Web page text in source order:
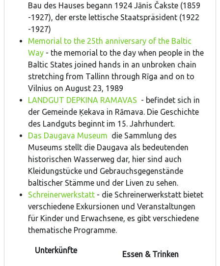
Bau des Hauses begann 1924 Jānis Čakste (1859
-1927), der erste lettische Staatspräsident (1922
-1927)
Memorial to the 25th anniversary of the Baltic
Way - the memorial to the day when people in the
Baltic States joined hands in an unbroken chain
stretching from Tallinn through Rīga and on to
Vilnius on August 23, 1989
LANDGUT DEPKINA RAMAVAS - befindet sich in
der Gemeinde Ķekava in Rāmava. Die Geschichte
des Landguts beginnt im 15. Jahrhundert.
Das Daugava Museum die Sammlung des
Museums stellt die Daugava als bedeutenden
historischen Wasserweg dar, hier sind auch
Kleidungstücke und Gebrauchsgegenstände
baltischer Stämme und der Liven zu sehen.
Schreinerwerkstatt - die Schreinerwerkstatt bietet
verschiedene Exkursionen und Veranstaltungen
für Kinder und Erwachsene, es gibt verschiedene
thematische Programme.
Unterkünfte
Essen & Trinken